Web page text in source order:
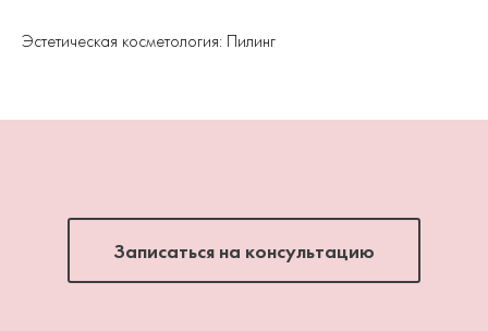
Эстетическая косметология: Пилинг
Записаться на консультацию